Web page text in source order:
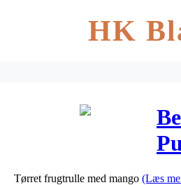
HK
Tørret frugtrulle med mango (Læs